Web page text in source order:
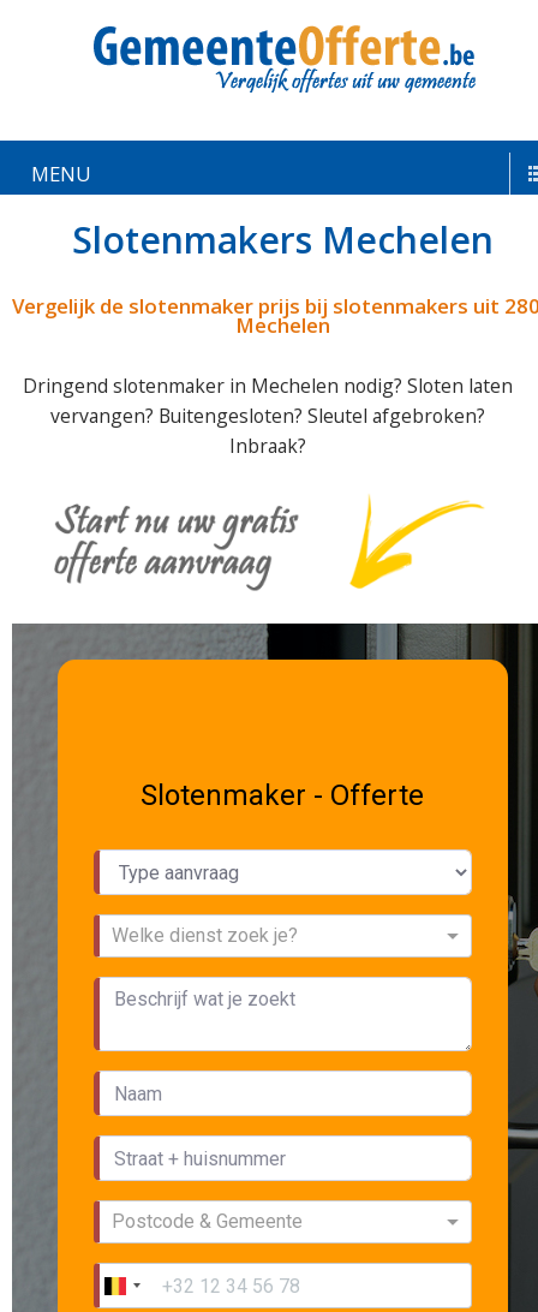
MENU
Slotenmakers Mechelen
Vergelijk de slotenmaker prijs bij slotenmakers uit
Mechelen
Dringend slotenmaker in Mechelen nodig? Sloten laten
vervangen? Buitengesloten? Sleutel afgebroken?
Inbraak?